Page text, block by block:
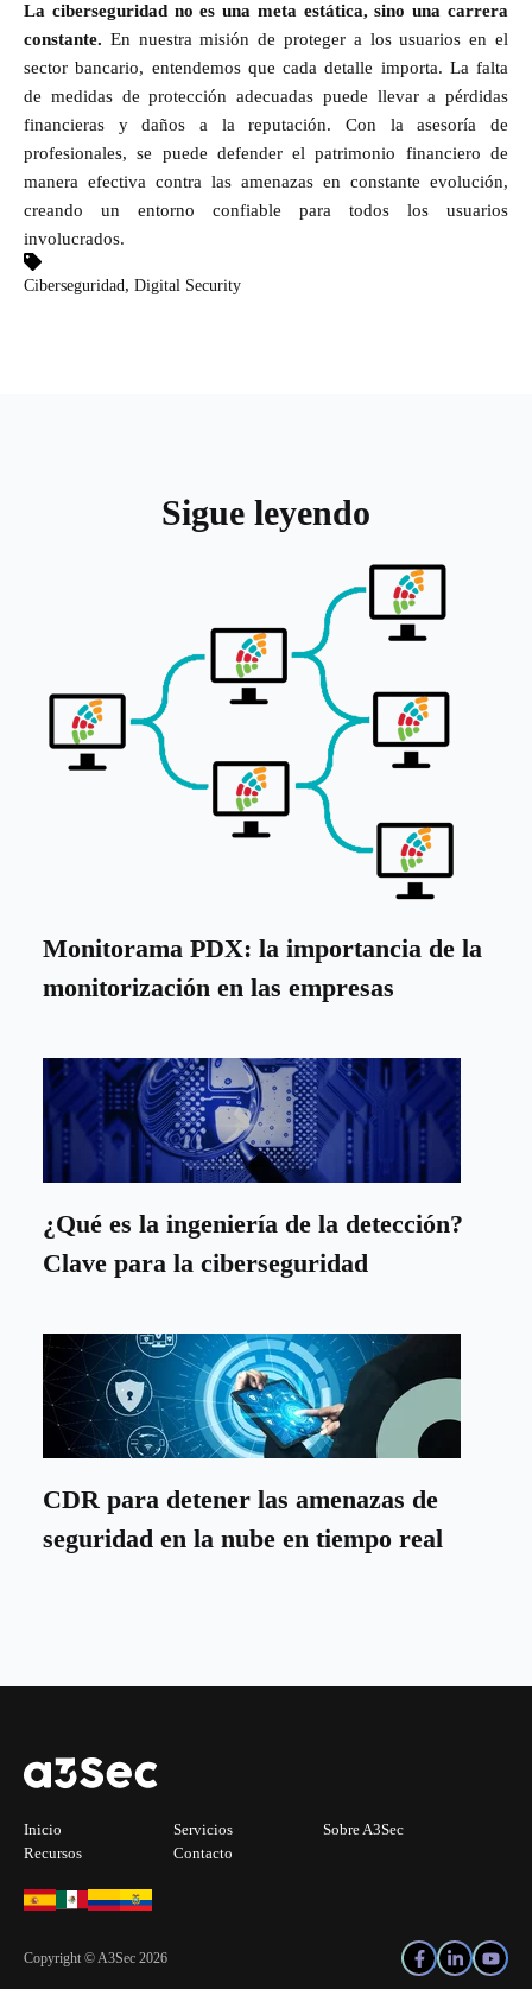
La ciberseguridad no es una meta estática, sino una carrera
constante. En nuestra misión de proteger a los usuarios en el
sector bancario, entendemos que cada detalle importa. La falta
de medidas de protección adecuadas puede llevar a pérdidas
financieras y daños a la reputación. Con la asesoría de
profesionales, se puede defender el patrimonio financiero de
manera efectiva contra las amenazas en constante evolución,
creando un entorno confiable para todos los usuarios
involucrados.
Ciberseguridad, Digital Security
Sigue leyendo
Monitorama PDX: la importancia de la
monitorización en las empresas
¿Qué es la ingeniería de la detección?
Clave para la ciberseguridad
CDR para detener las amenazas de
seguridad en la nube en tiempo real
Inicio Servicios
Sobre A3Sec
Recursos
Contacto
Copyright © A3Sec 2026